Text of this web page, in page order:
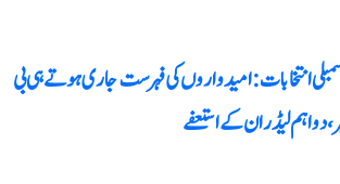
انتخابات: امیدواروں کی فہرست جاری ہوتے ہی بی
دو اہم لیڈران کے استعفے